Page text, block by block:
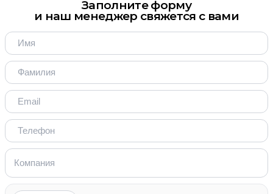
Заполните форму
и наш менеджер свяжется с вами